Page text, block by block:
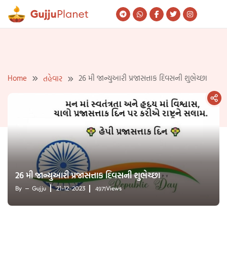
Skip
Home તહેવાર 26 મી જાન્યુઆરી પ્રજાસત્તાક દિવસની શુભેચ્છા
26 મી જાન્યુઆરી પ્રજાસત્તાક દિવસની શુભેચ્છા
By Gujju 21-12-2023 4971Views